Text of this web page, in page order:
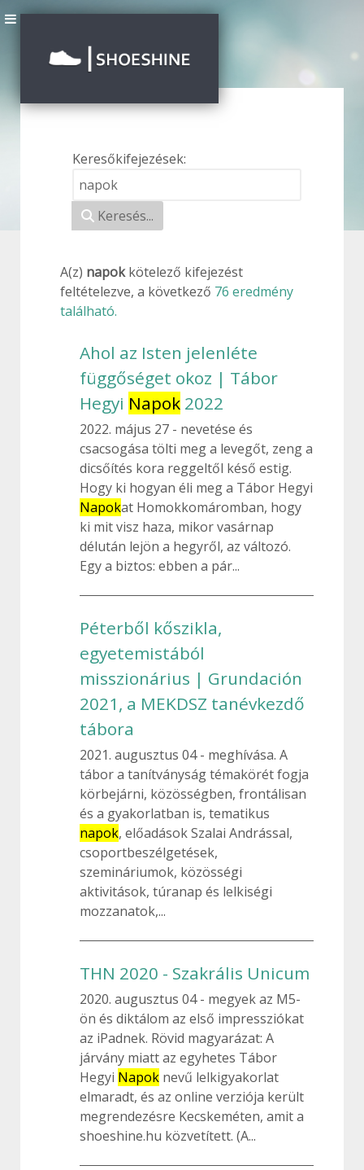
Keresési űrlap
Keresőkifejezések:
Keresés...
A(z) napokkötelező kifejezést
feltételezve, a következő 76 eredmény
található.
Ahol az Isten jelenléte
függőséget okoz | Tábor
Hegyi Napok 2022
2022. május 27
nevetése és
csacsogása tölti meg a levegőt, zeng a
dicsőítés kora reggeltől késő estig.
Hogy ki hogyan éli meg a Tábor Hegyi
Napokat Homokkomáromban, hogy
ki mit visz haza, mikor vasárnap
délután lejön a hegyről, az változó.
Egy a biztos: ebben a pár...
Péterből kőszikla,
egyetemistából
misszionárius | Grundación
2021, a MEKDSZ tanévkezdő
tábora
2021. augusztus 04
meghívása. A
tábor a tanítványság témakörét fogja
körbejárni, közösségben, frontálisan
és a gyakorlatban is, tematikus
napok, előadások Szalai Andrással,
csoportbeszélgetések,
szemináriumok, közösségi
aktivitások, túranap és lelkiségi
mozzanatok,...
THN 2020 - Szakrális Unicum
2020. augusztus 04
megyek az M5-
ön és diktálom az első impressziókat
az iPadnek. Rövid magyarázat: A
járvány miatt az egyhetes Tábor
Hegyi Napok nevű lelkigyakorlat
elmaradt, és az online verziója került
megrendezésre Kecskeméten, amit a
shoeshine.hu közvetített. (A...